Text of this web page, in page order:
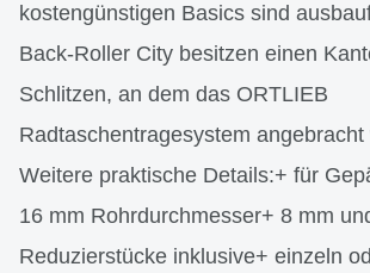
kostengünstigen Basics sind
Back-Roller City besitzen einen
Schlitzen, an dem das ORTLIEB
Radtaschentragesystem
Weitere praktische Details:+ für
16 mm Rohrdurchmesser+ 8 mm
Reduzierstücke inklusive+ einzeln